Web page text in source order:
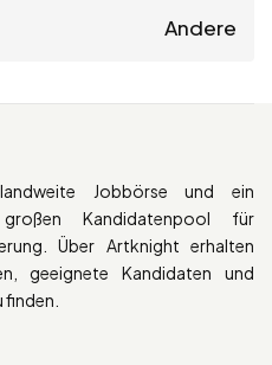
Andere
Jobbörse und ein
Kandidatenpool für
Über Artknight erhalten
geeignete Kandidaten und